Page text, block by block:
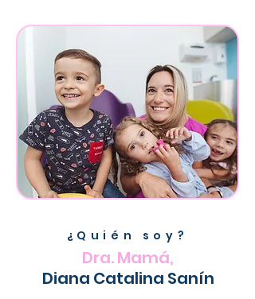
¿Quién soy?
Dra. Mamá,
Diana Catalina Sanín